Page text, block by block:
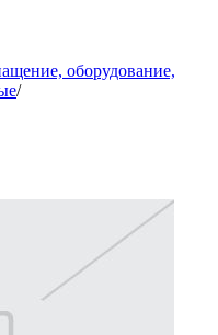
оборудование,
/